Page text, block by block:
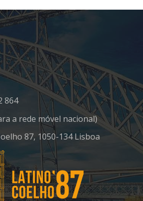
864
a rede móvel nacional)
87, 1050-134 Lisboa